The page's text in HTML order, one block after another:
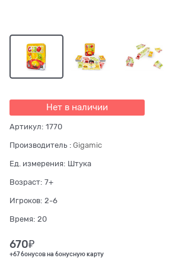
Нет в наличии
Артикул: 1770
Производитель : Gigamic
Ед. измерения: Штука
Возраст: 7+
Игроков: 2-6
Время: 20
670₽
+67 бонусов на бонусную карту